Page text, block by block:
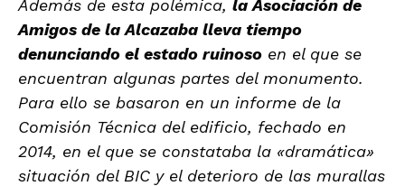
Además de esta polémica, la Asociación de
Amigos de la Alcazaba lleva tiempo
denunciando el estado ruinoso en el que se
encuentran algunas partes del monumento.
Para ello se basaron en un informe de la
Comisión Técnica del edificio, fechado en
2014, en el que se constataba la «dramática»
situación del BIC y el deterioro de las murallas